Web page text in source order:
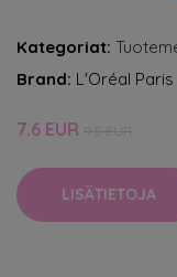
Kategoriat:
Brand: L'Oréal Paris
7.6 EUR
LISÄTIETOJA